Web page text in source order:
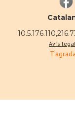
Avís